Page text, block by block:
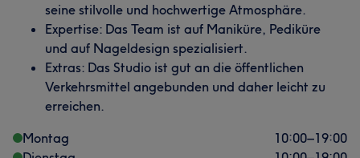
seine stilvolle und hochwertige Atmosphäre.
Expertise: Das Team ist auf Maniküre, Pediküre
und auf Nageldesign spezialisiert.
Extras: Das Studio ist gut an die öffentlichen
Verkehrsmittel angebunden und daher leicht zu
erreichen.
Montag
10:00–19:00